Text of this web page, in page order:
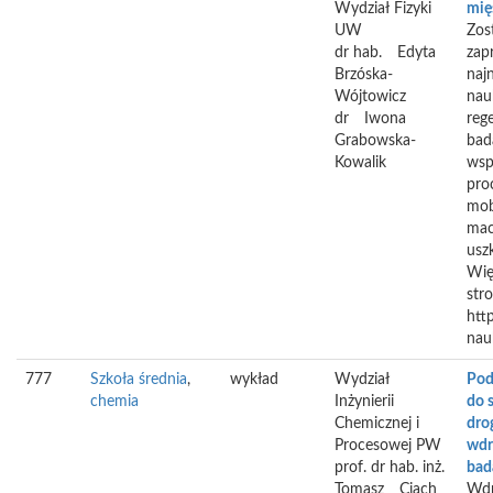
Wydział Fizyki
UW
dr hab.
Edyta
Brzóska-
Wójtowicz
dr
Iwona
Grabowska-
Kowalik
777 Szkoła średnia,
chemia
wykład
Wydział
Inżynierii
Chemicznej i
Procesowej PW
prof. dr hab. inż.
Tomasz
Ciach
do